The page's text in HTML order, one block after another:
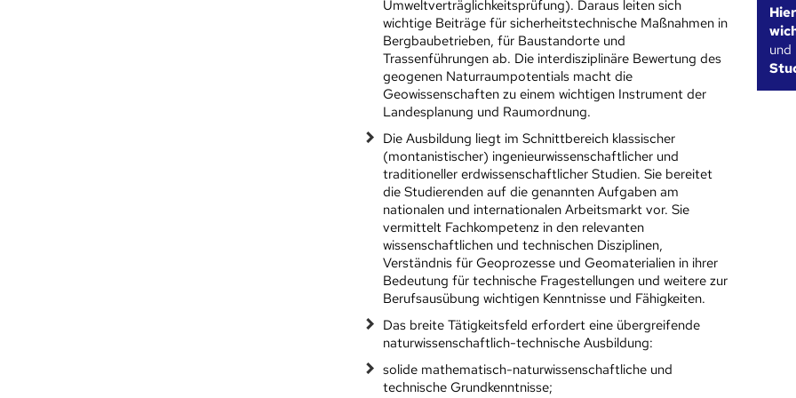
Umweltverträglichkeitsprüfung). Daraus leiten sich
wichtige Beiträge für sicherheitstechnische Maßnahmen in
Bergbaubetrieben, für Baustandorte und
Trassenführungen ab. Die interdisziplinäre Bewertung des
geogenen Naturraumpotentials macht die
Geowissenschaften zu einem wichtigen Instrument der
Landesplanung und Raumordnung.
Die Ausbildung liegt im Schnittbereich klassischer
(montanistischer) ingenieurwissenschaftlicher und
traditioneller erdwissenschaftlicher Studien. Sie bereitet
die Studierenden auf die genannten Aufgaben am
nationalen und internationalen Arbeitsmarkt vor. Sie
vermittelt Fachkompetenz in den relevanten
wissenschaftlichen und technischen Disziplinen,
Verständnis für Geoprozesse und Geomaterialien in ihrer
Bedeutung für technische Fragestellungen und weitere zur
Berufsausübung wichtigen Kenntnisse und Fähigkeiten.
Das breite Tätigkeitsfeld erfordert eine übergreifende
naturwissenschaftlich-technische Ausbildung:
solide mathematisch-naturwissenschaftliche und
technische Grundkenntnisse;
und